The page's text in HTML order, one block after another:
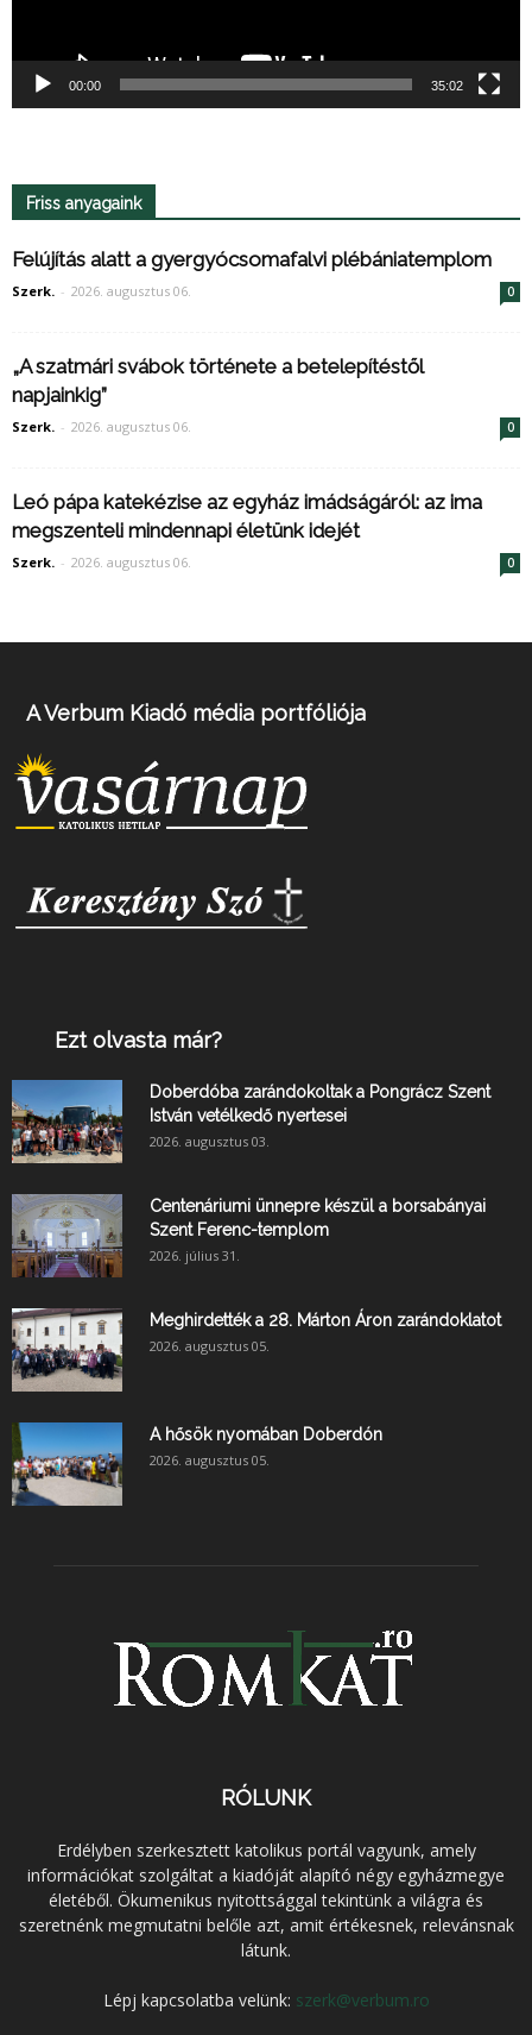
00:00 35:02
Friss anyagaink
Felújítás alatt a gyergyócsomafalvi plébániatemplom
Szerk. - 2026. augusztus 06. 0
„A szatmári svábok története a betelepítéstől
napjainkig”
Szerk. - 2026. augusztus 06. 0
Leó pápa katekézise az egyház imádságáról: az ima
megszenteli mindennapi életünk idejét
Szerk. - 2026. augusztus 06. 0
A Verbum Kiadó média portfóliója
Ezt olvasta már?
Doberdóba zarándokoltak a Pongrácz Szent
István vetélkedő nyertesei
2026. augusztus 03.
Centenáriumi ünnepre készül a borsabányai
Szent Ferenc-templom
2026. július 31.
Meghirdették a 28. Márton Áron zarándoklatot
2026. augusztus 05.
A hősök nyomában Doberdón
2026. augusztus 05.
RÓLUNK
Erdélyben szerkesztett katolikus portál vagyunk, amely
információkat szolgáltat a kiadóját alapító négy egyházmegye
életéből. Ökumenikus nyitottsággal tekintünk a világra és
szeretnénk megmutatni belőle azt, amit értékesnek, relevánsnak
látunk.
Lépj kapcsolatba velünk: szerk@verbum.ro